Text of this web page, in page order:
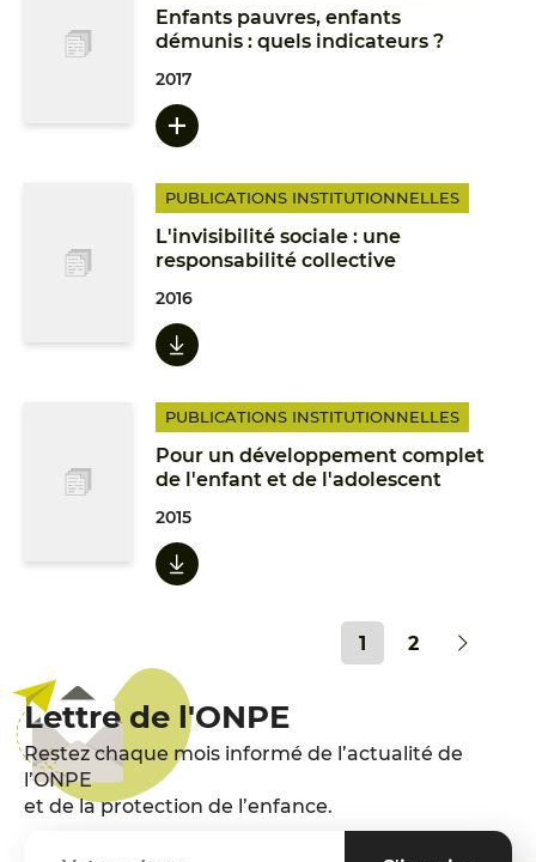
Enfants pauvres, enfants
démunis : quels indicateurs ?
2017
PUBLICATIONS INSTITUTIONNELLES
L'invisibilité sociale : une
responsabilité collective
2016
PUBLICATIONS INSTITUTIONNELLES
Pour un développement complet
de l'enfant et de l'adolescent
2015
1 2
Lettre de l'ONPE
Restez chaque mois informé de l’actualité de
l’ONPE
et de la protection de l’enfance.